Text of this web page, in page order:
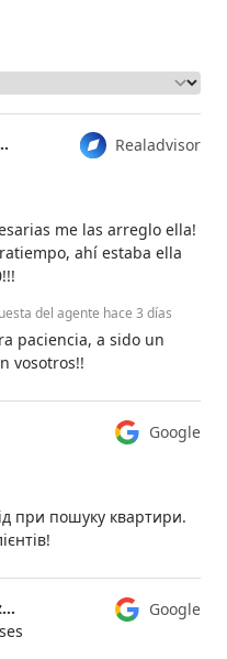
Realadvisor
me las arreglo ella!
ahí estaba ella
del agente hace 3 días
paciencia, a sido un
vosotros!!
Google
при пошуку квартири.
Google
José Antonio Rodríguez García